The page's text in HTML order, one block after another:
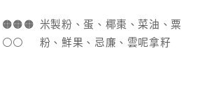
🟠🟠🟠
⚪️⚪️
米製粉、蛋、椰棗、菜油、粟
粉、鮮果、忌廉、雲呢拿籽